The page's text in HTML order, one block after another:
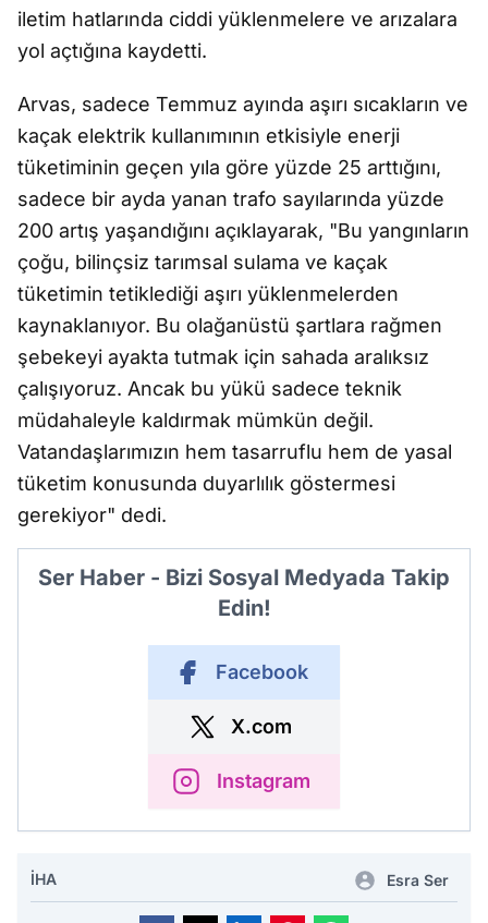
iletim hatlarında ciddi yüklenmelere ve arızalara
yol açtığına kaydetti.
Arvas, sadece Temmuz ayında aşırı sıcakların ve
kaçak elektrik kullanımının etkisiyle enerji
tüketiminin geçen yıla göre yüzde 25 arttığını,
sadece bir ayda yanan trafo sayılarında yüzde
200 artış yaşandığını açıklayarak, "Bu yangınların
çoğu, bilinçsiz tarımsal sulama ve kaçak
tüketimin tetiklediği aşırı yüklenmelerden
kaynaklanıyor. Bu olağanüstü şartlara rağmen
şebekeyi ayakta tutmak için sahada aralıksız
çalışıyoruz. Ancak bu yükü sadece teknik
müdahaleyle kaldırmak mümkün değil.
Vatandaşlarımızın hem tasarruflu hem de yasal
tüketim konusunda duyarlılık göstermesi
gerekiyor" dedi.
Ser Haber - Bizi Sosyal Medyada Takip
Edin!
Facebook
X.com
Instagram
İHA Esra Ser